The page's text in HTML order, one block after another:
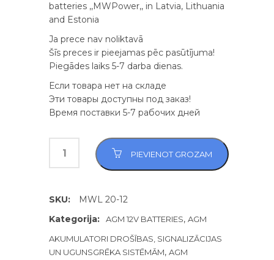
batteries ,,MWPower,, in Latvia, Lithuania
and Estonia
Ja prece nav noliktavā
Šīs preces ir pieejamas pēc pasūtījuma!
Piegādes laiks 5-7 darba dienas.
Если товара нет на складе
Эти товары доступны под заказ!
Время поставки 5-7 рабочих дней
PIEVIENOT GROZAM
SKU:
MWL 20-12
Kategorija:
AGM 12V BATTERIES, AGM
AKUMULATORI DROŠĪBAS, SIGNALIZĀCIJAS
UN UGUNSGRĒKA SISTĒMĀM, AGM